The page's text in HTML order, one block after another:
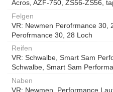
Acros, AZF-750, ZS56-ZS56,
Felgen
VR: Newmen Perofrmance 30,
Perofrmance 30, 28 Loch
Reifen
VR: Schwalbe, Smart Sam
Schwalbe, Smart Sam
Naben
VR: Newmen, Performance